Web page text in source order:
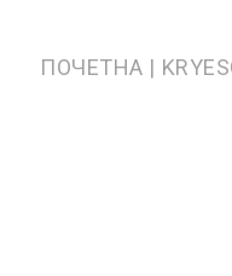
ПОЧЕТНА |